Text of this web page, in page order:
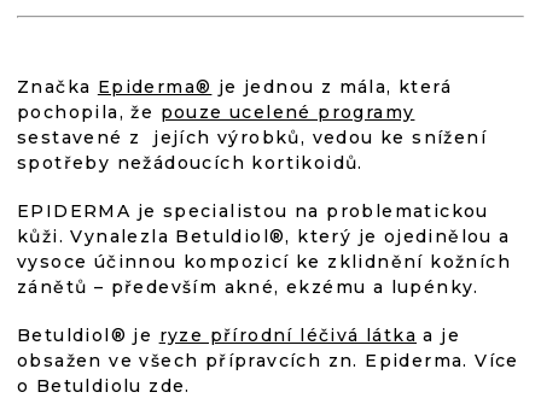
4,9
z
5
hvězdiček.
L
A
C
Í
P
V
K
Y
V
Ý
P
I
S
Značka Epiderma® je jednou z mála, která
pochopila, že pouze ucelené programy
sestavené z jejích výrobků, vedou ke snížení
spotřeby nežádoucích kortikoidů.
EPIDERMA je specialistou na problematickou
kůži. Vynalezla Betuldiol®, který je ojedinělou a
vysoce účinnou kompozicí ke zklidnění kožních
zánětů – především akné, ekzému a lupénky.
Betuldiol® je ryze přírodní léčivá látka a je
obsažen ve všech přípravcích zn. Epiderma. Více
o Betuldiolu zde.